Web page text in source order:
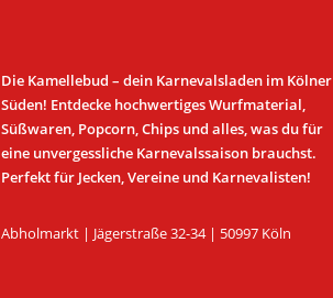
Die Kamellebud – dein Karnevalsladen im Kölner
Süden! Entdecke hochwertiges Wurfmaterial,
Süßwaren, Popcorn, Chips und alles, was du für
eine unvergessliche Karnevalssaison brauchst.
Perfekt für Jecken, Vereine und Karnevalisten!
Abholmarkt | Jägerstraße 32-34 | 50997 Köln